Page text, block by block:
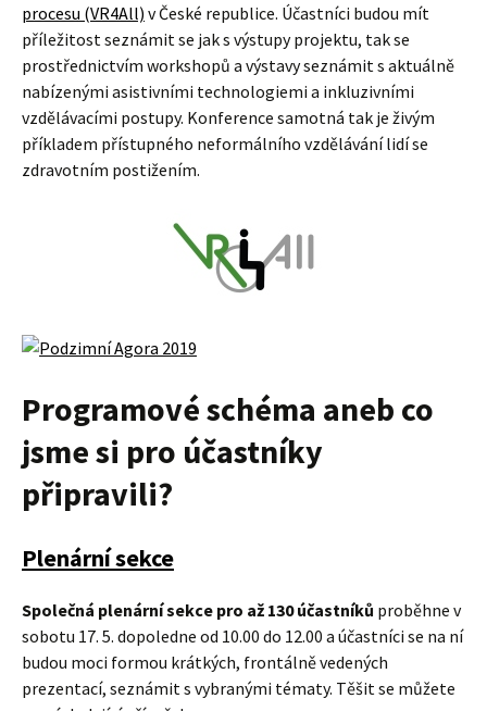
procesu (VR4All) v České republice. Účastníci budou mít
příležitost seznámit se jak s výstupy projektu, tak se
prostřednictvím workshopů a výstavy seznámit s aktuálně
nabízenými asistivními technologiemi a inkluzivními
vzdělávacími postupy. Konference samotná tak je živým
příkladem přístupného neformálního vzdělávání lidí se
zdravotním postižením.
Programové schéma aneb co
jsme si pro účastníky
připravili?
Plenární sekce
Společná plenární sekce pro až 130 účastníků proběhne v
sobotu 17. 5. dopoledne od 10.00 do 12.00 a účastníci se na ní
budou moci formou krátkých, frontálně vedených
prezentací, seznámit s vybranými tématy. Těšit se můžete